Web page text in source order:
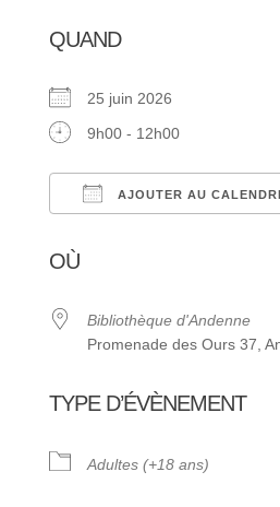
QUAND
25 juin 2026
9h00 - 12h00
AJOUTER AU
OÙ
Bibliothèque d'Andenne
Promenade des Ours 37,
TYPE D’ÉVÈNEMENT
Adultes (+18 ans)